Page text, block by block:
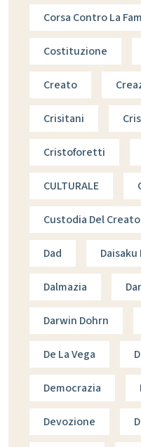
Corsa Contro La
Costituzione
Creato
Crisitani
Cristoforetti
CULTURALE
Custodia Del Creato
Dad Daisaku
Dalmazia
Darwin Dohrn
De La Vega
Democrazia
Devozione